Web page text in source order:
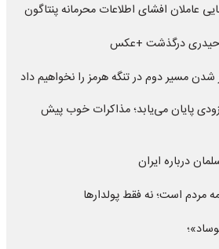
عاملان افشای اطلاعات محرمانه پنتاگون
حیدری درگذشت +عکس
مسیر دوم در تنگه هرمز را نخواهیم داد
پایان می‌یابد؛ مذاکرات خوب پیش
درباره ایران
است؛ نه فقط پولدارها